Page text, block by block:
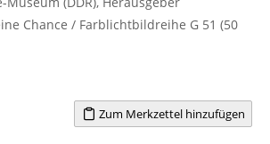
Chance / Farblichtbildreihe G 51 (50
Zum Merkzettel hinzufügen